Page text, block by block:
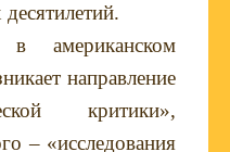
направление
критики»,
– «исследования